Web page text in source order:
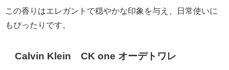
この香りはエレガントで穏やかな印象を与え、日常使いに
もぴったりです。
Calvin KleinCK one オーデトワレ